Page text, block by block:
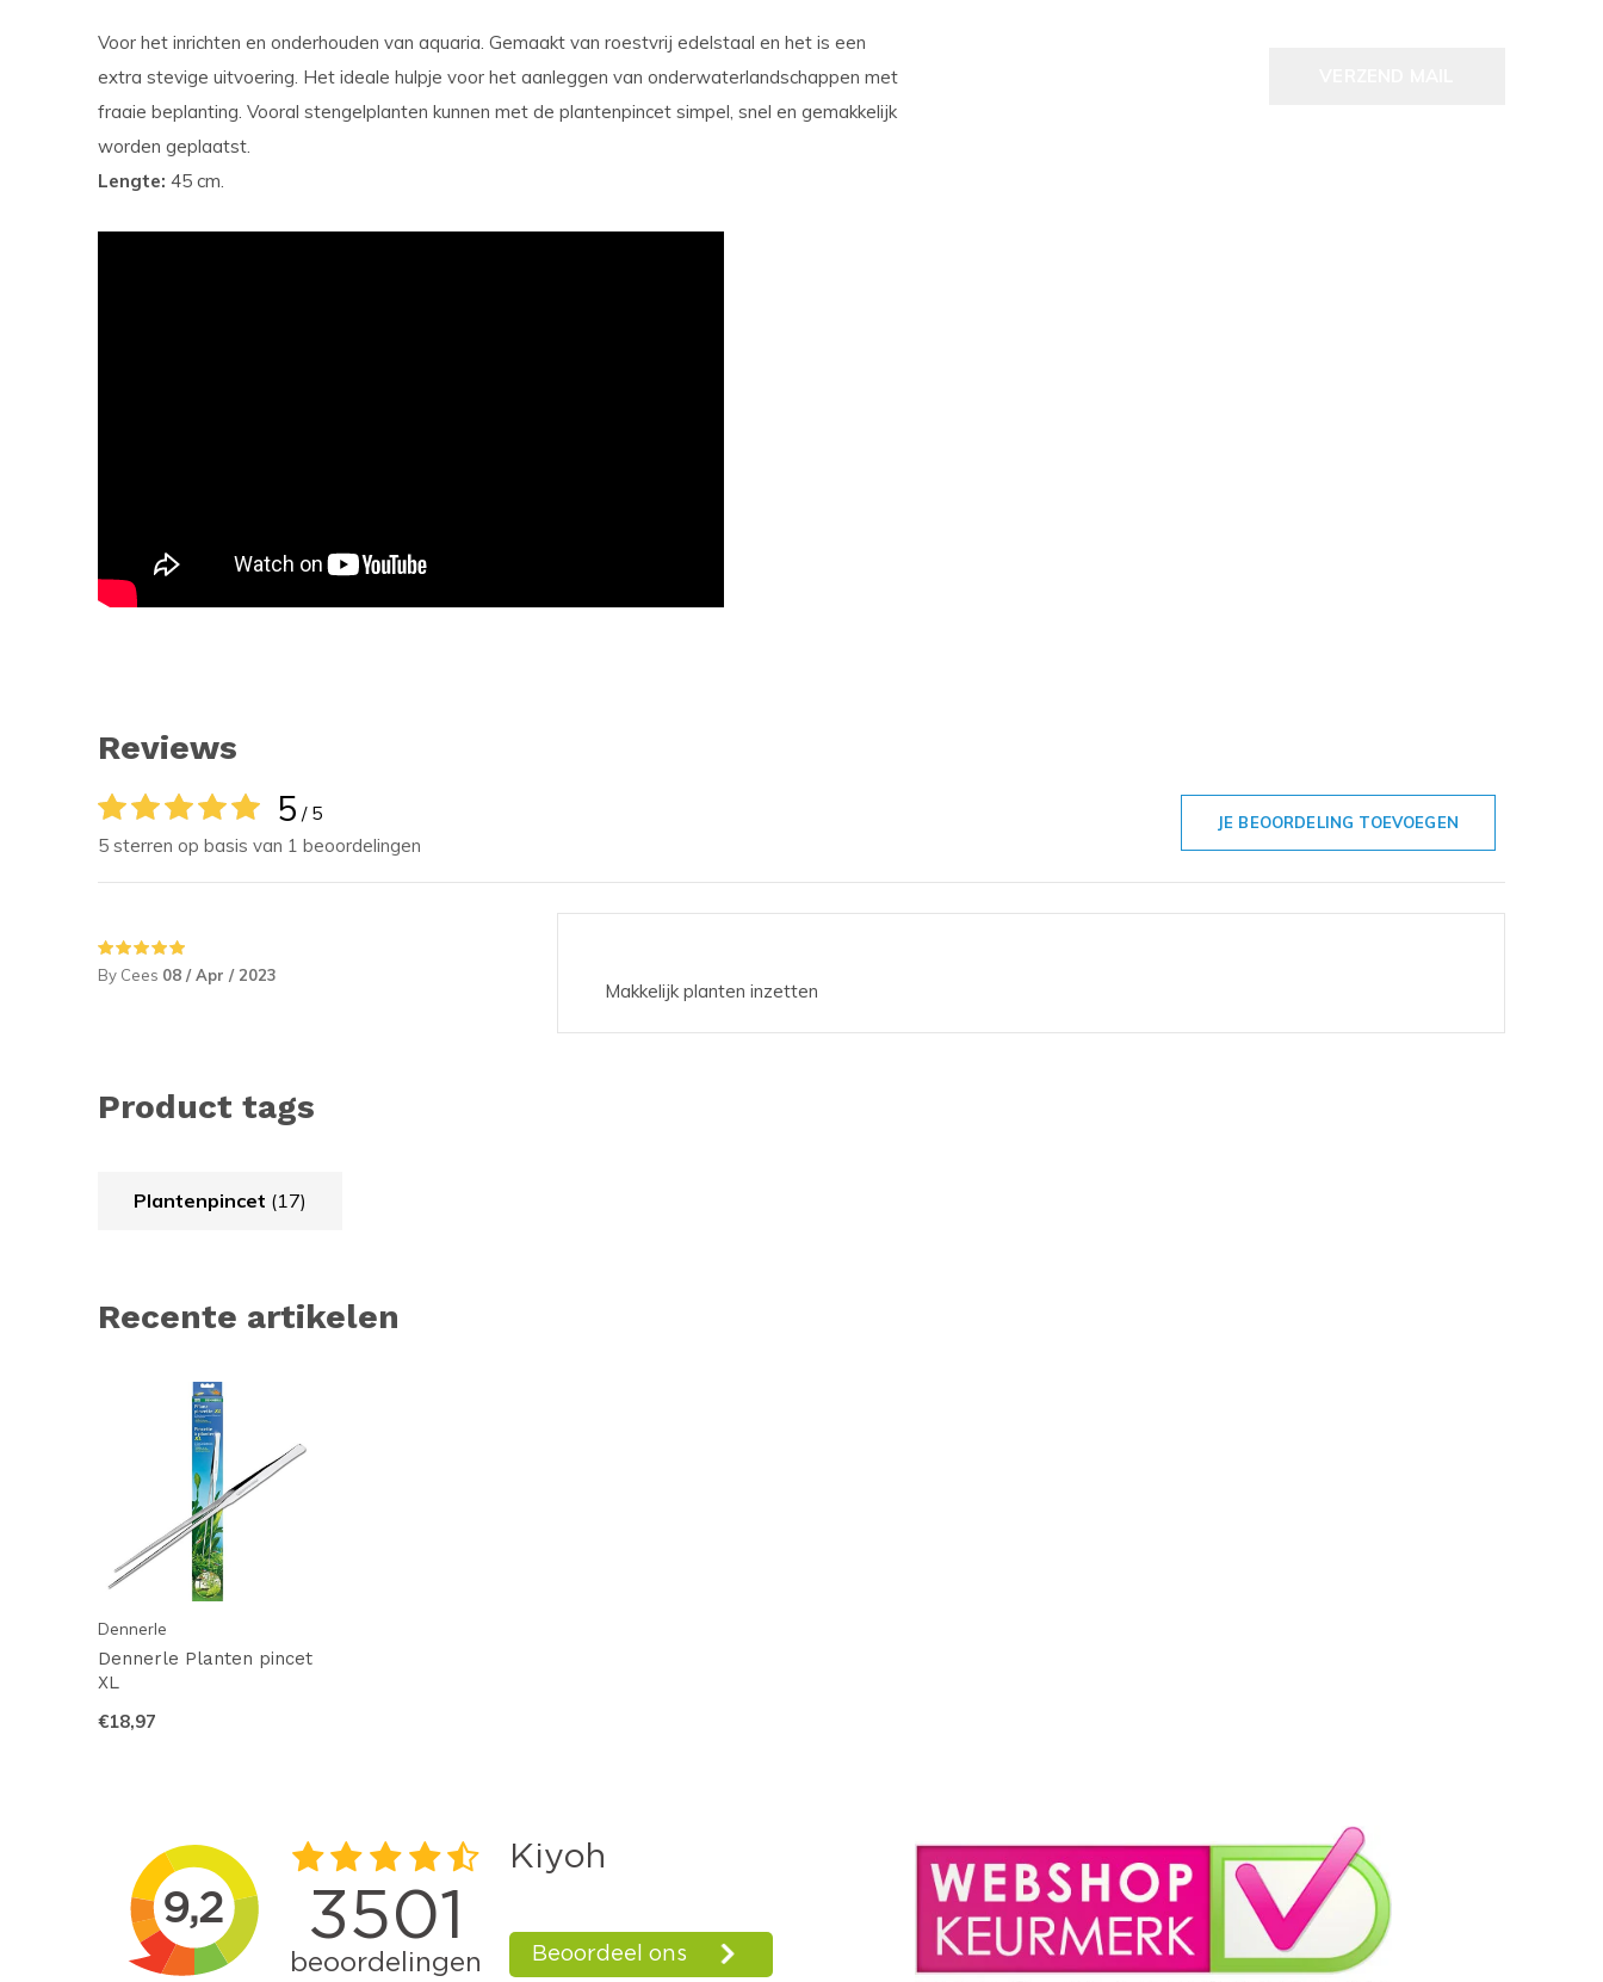
Voor het inrichten en onderhouden van aquaria. Gemaakt van roestvrij edelstaal en het is een
extra stevige uitvoering. Het ideale hulpje voor het aanleggen van onderwaterlandschappen met
fraaie beplanting. Vooral stengelplanten kunnen met de plantenpincet simpel, snel en gemakkelijk
worden geplaatst.
Lengte: 45 cm.
Reviews
5 / 5
5 sterren op basis van 1 beoordelingen
JE BEOORDELING TOEVOEGEN
By Cees 08 / Apr / 2023
Makkelijk planten inzetten
Product tags
Plantenpincet (17)
Recente artikelen
Dennerle
Dennerle Planten pincet
XL
€18,97